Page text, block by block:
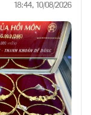
18:44, 10/08/2026